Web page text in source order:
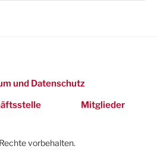
und Datenschutz
Mitglieder
vorbehalten.